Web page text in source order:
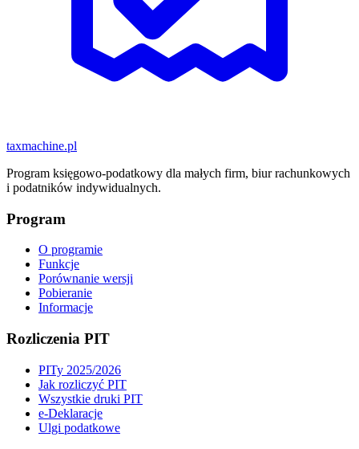
taxmachine.pl
Program księgowo-podatkowy dla małych firm, biur rachunkowych
i podatników indywidualnych.
Program
O programie
Funkcje
Porównanie wersji
Pobieranie
Informacje
Rozliczenia PIT
PITy 2025/2026
Jak rozliczyć PIT
Wszystkie druki PIT
e-Deklaracje
Ulgi podatkowe